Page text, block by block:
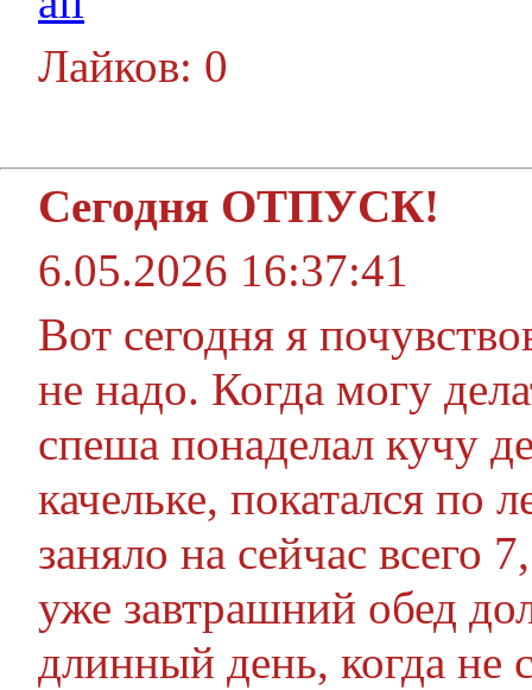
Лайков: 0
Сегодня ОТПУСК!
6.05.2026 16:37:41
Вот сегодня я
не надо. Когда могу
спеша понаделал кучу
качельке, покатался по
заняло на сейчас
уже завтрашний обед
длинный день, когда